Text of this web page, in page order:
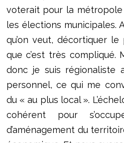
voterait pour la
les élections municipales.
qu’on veut, décortiquer
que c’est très compliqué.
donc je suis régionaliste
personnel, ce qui me
du « au plus local ».
cohérent pour
d’aménagement du